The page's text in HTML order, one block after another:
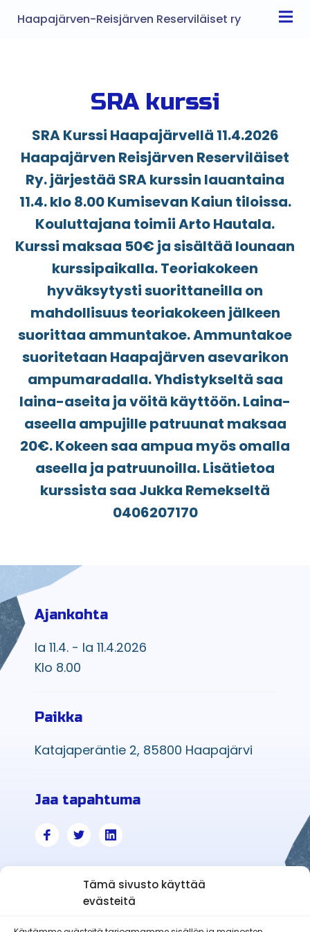
Tämä sivusto käyttää
evästeitä
Haapajärven-Reisjärven Reserviläiset ry
SRA kurssi
SRA Kurssi Haapajärvellä 11.4.2026
Haapajärven Reisjärven Reserviläiset
Ry. järjestää SRA kurssin lauantaina
11.4. klo 8.00 Kumisevan Kaiun tiloissa.
Kouluttajana toimii Arto Hautala.
Kurssi maksaa 50€ ja sisältää lounaan
kurssipaikalla. Teoriakokeen
hyväksytysti suorittaneilla on
mahdollisuus teoriakokeen jälkeen
suorittaa ammuntakoe. Ammuntakoe
suoritetaan Haapajärven asevarikon
ampumaradalla. Yhdistykseltä saa
laina-aseita ja vöitä käyttöön. Laina-
aseella ampujille patruunat maksaa
20€. Kokeen saa ampua myös omalla
aseella ja patruunoilla. Lisätietoa
kurssista saa Jukka Remekseltä
0406207170
Ajankohta
la 11.4. - la 11.4.2026
Klo 8.00
Paikka
Katajaperäntie 2, 85800 Haapajärvi
Jaa tapahtuma